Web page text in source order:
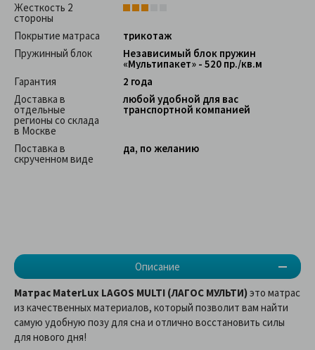
Описание
Жесткость 2
стороны
Покрытие матраса
трикотаж
Пружинный блок
Независимый блок пружин
«Мультипакет» - 520 пр./кв.м
Гарантия
2 года
Доставка в
отдельные
регионы со склада
в Москве
любой удобной для вас
транспортной компанией
Поставка в
скрученном виде
да, по желанию
Матрас MaterLux LAGOS MULTI (ЛАГОС МУЛЬТИ)это матрас
из качественных материалов, который позволит вам найти
самую удобную позу для сна и отлично восстановить силы
для нового дня!